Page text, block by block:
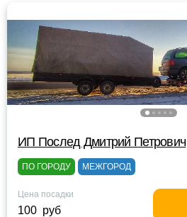
ИП Послед Дмитрий Петрович
ПО ГОРОДУ МЕЖГОРОД
Цена посадки
100 руб